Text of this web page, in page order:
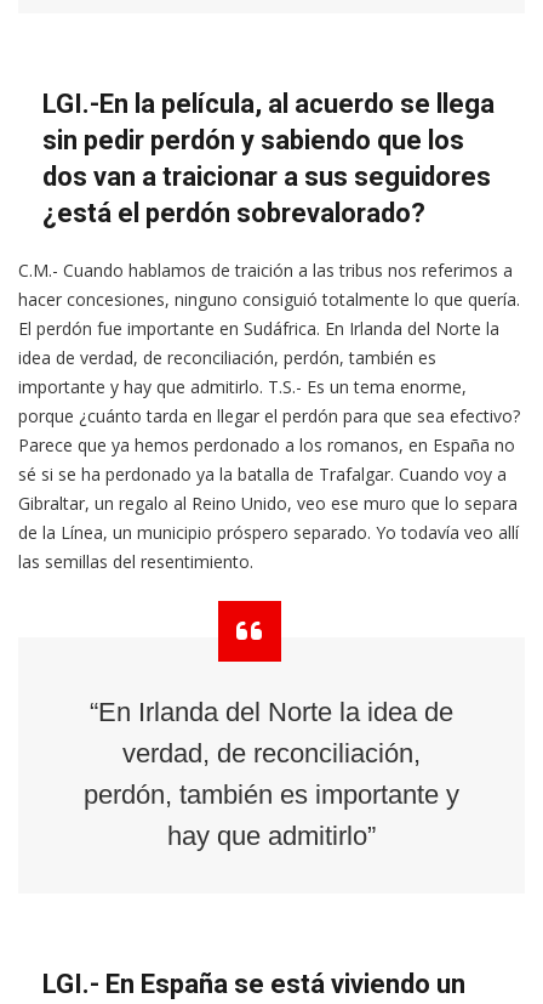
LGI.-En la película, al acuerdo se llega
sin pedir perdón y sabiendo que los
dos van a traicionar a sus seguidores
¿está el perdón sobrevalorado?
C.M.- Cuando hablamos de traición a las tribus nos referimos a
hacer concesiones, ninguno consiguió totalmente lo que quería.
El perdón fue importante en Sudáfrica. En Irlanda del Norte la
idea de verdad, de reconciliación, perdón, también es
importante y hay que admitirlo. T.S.- Es un tema enorme,
porque ¿cuánto tarda en llegar el perdón para que sea efectivo?
Parece que ya hemos perdonado a los romanos, en España no
sé si se ha perdonado ya la batalla de Trafalgar. Cuando voy a
Gibraltar, un regalo al Reino Unido, veo ese muro que lo separa
de la Línea, un municipio próspero separado. Yo todavía veo allí
las semillas del resentimiento.
“En Irlanda del Norte la idea de
verdad, de reconciliación,
perdón, también es importante y
hay que admitirlo”
LGI.- En España se está viviendo un